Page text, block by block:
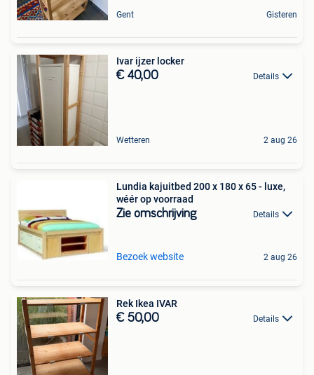
Gent Gisteren
Ivar ijzer locker
€ 40,00 Details
Wetteren 2 aug 26
Lundia kajuitbed 200 x 180 x 65 - luxe,
wéér op voorraad
Zie omschrijving Details
Bezoek website 2 aug 26
Rek Ikea IVAR
€ 50,00 Details